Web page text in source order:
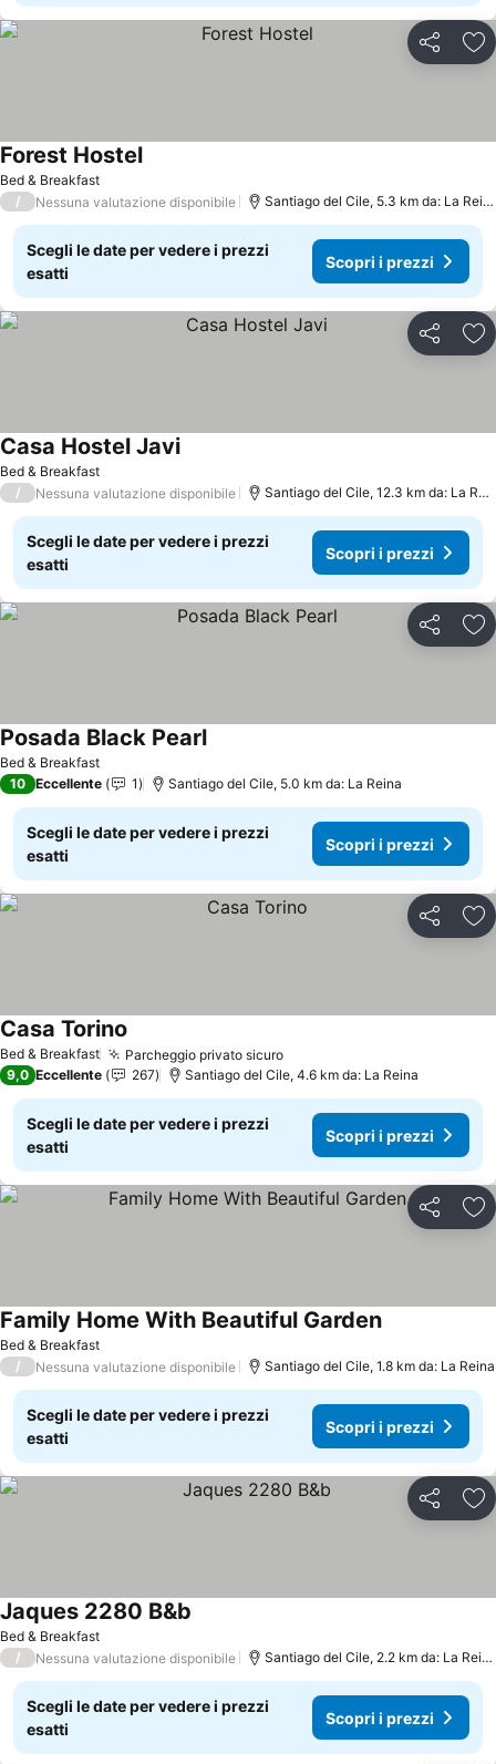
Condividi
Bed & Breakfast
Forest Hostel
/ Nessuna valutazione disponibile Santiago del Cile, 5.3 km da: La Reina
Scegli le date per vedere i prezzi
esatti
Scopri i prezzi
Condividi
Bed & Breakfast
Casa Hostel Javi
/ Nessuna valutazione disponibile Santiago del Cile, 12.3 km da: La Reina
Scegli le date per vedere i prezzi
esatti
Scopri i prezzi
Condividi
Bed & Breakfast
Posada Black Pearl
10 Eccellente 1 Santiago del Cile, 5.0 km da: La Reina
Scegli le date per vedere i prezzi
esatti
Scopri i prezzi
Condividi
Bed & Breakfast Parcheggio privato sicuro
Casa Torino
9,0 Eccellente 267 Santiago del Cile, 4.6 km da: La Reina
Scegli le date per vedere i prezzi
esatti
Scopri i prezzi
Condividi
Bed & Breakfast
Family Home With Beautiful Garden
/ Nessuna valutazione disponibile Santiago del Cile, 1.8 km da: La Reina
Scegli le date per vedere i prezzi
esatti
Scopri i prezzi
Condividi
Bed & Breakfast
Jaques 2280 B&b
/ Nessuna valutazione disponibile Santiago del Cile, 2.2 km da: La Reina
Scegli le date per vedere i prezzi
esatti
Scopri i prezzi